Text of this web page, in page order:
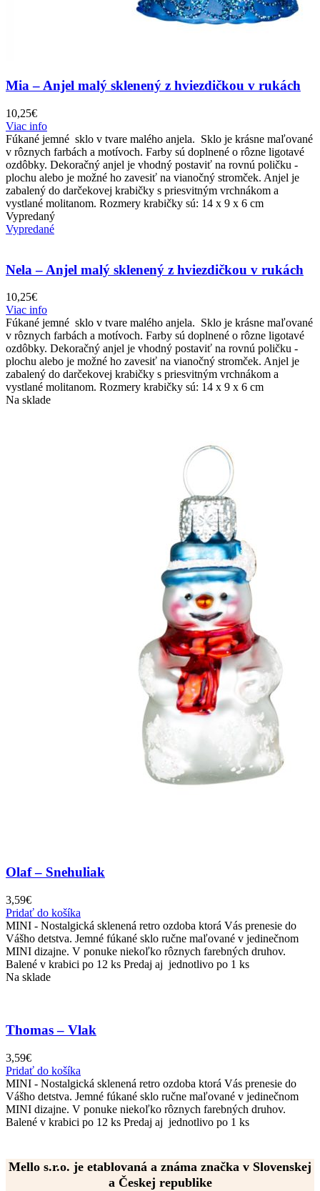
Mia – Anjel malý sklenený z hviezdičkou v rukách
10,25€
Viac info
Fúkané jemné sklo v tvare malého anjela. Sklo je krásne maľované
v rôznych farbách a motívoch. Farby sú doplnené o rôzne ligotavé
ozdôbky. Dekoračný anjel je vhodný postaviť na rovnú poličku -
plochu alebo je možné ho zavesiť na vianočný stromček. Anjel je
zabalený do darčekovej krabičky s priesvitným vrchnákom a
vystlané molitanom. Rozmery krabičky sú: 14 x 9 x 6 cm
Vypredaný
Vypredané
Nela – Anjel malý sklenený z hviezdičkou v rukách
10,25€
Viac info
Fúkané jemné sklo v tvare malého anjela. Sklo je krásne maľované
v rôznych farbách a motívoch. Farby sú doplnené o rôzne ligotavé
ozdôbky. Dekoračný anjel je vhodný postaviť na rovnú poličku -
plochu alebo je možné ho zavesiť na vianočný stromček. Anjel je
zabalený do darčekovej krabičky s priesvitným vrchnákom a
vystlané molitanom. Rozmery krabičky sú: 14 x 9 x 6 cm
Na sklade
Olaf – Snehuliak
3,59€
Pridať do košíka
MINI - Nostalgická sklenená retro ozdoba ktorá Vás prenesie do
Vášho detstva. Jemné fúkané sklo ručne maľované v jedinečnom
MINI dizajne. V ponuke niekoľko rôznych farebných druhov.
Balené v krabici po 12 ks Predaj aj jednotlivo po 1 ks
Na sklade
Thomas – Vlak
3,59€
Pridať do košíka
MINI - Nostalgická sklenená retro ozdoba ktorá Vás prenesie do
Vášho detstva. Jemné fúkané sklo ručne maľované v jedinečnom
MINI dizajne. V ponuke niekoľko rôznych farebných druhov.
Balené v krabici po 12 ks Predaj aj jednotlivo po 1 ks
Mello s.r.o. je etablovaná a známa značka v Slovenskej
a Českej republike